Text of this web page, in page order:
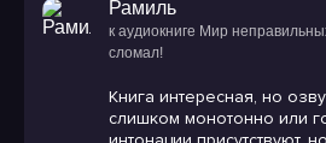
Рамиль
к аудиокниге Мир
сломал!
Книга интересная, но
слишком монотонно или